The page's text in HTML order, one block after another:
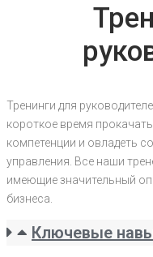
Тренинги для
короткое время
компетенции и овладеть
управления. Все наши
имеющие значительный
бизнеса.
Ключевые